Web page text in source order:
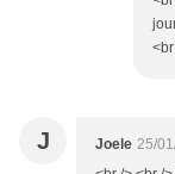
J Joele 25/